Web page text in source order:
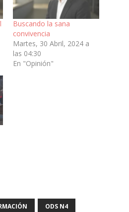
Buscando la sana
convivencia
Martes, 30 Abril, 2024 a
las 04:30
En "Opinión"
ODS N4